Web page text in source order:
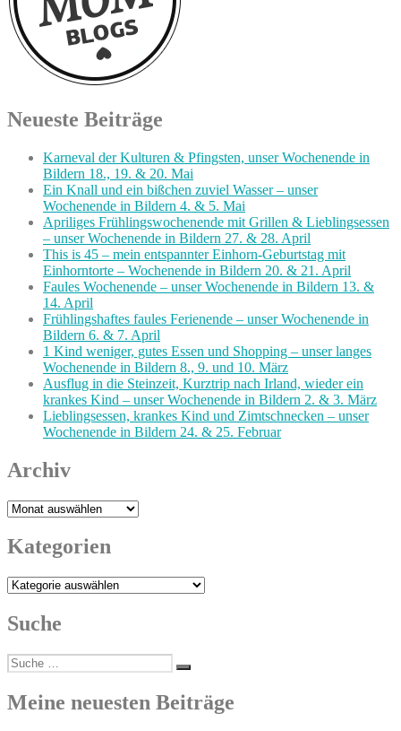
Neueste Beiträge
Karneval der Kulturen & Pfingsten, unser Wochenende in
Bildern 18., 19. & 20. Mai
Ein Knall und ein bißchen zuviel Wasser – unser
Wochenende in Bildern 4. & 5. Mai
Apriliges Frühlingswochenende mit Grillen & Lieblingsessen
– unser Wochenende in Bildern 27. & 28. April
This is 45 – mein entspannter Einhorn-Geburtstag mit
Einhorntorte – Wochenende in Bildern 20. & 21. April
Faules Wochenende – unser Wochenende in Bildern 13. &
14. April
Frühlingshaftes faules Ferienende – unser Wochenende in
Bildern 6. & 7. April
1 Kind weniger, gutes Essen und Shopping – unser langes
Wochenende in Bildern 8., 9. und 10. März
Ausflug in die Steinzeit, Kurztrip nach Irland, wieder ein
krankes Kind – unser Wochenende in Bildern 2. & 3. März
Lieblingsessen, krankes Kind und Zimtschnecken – unser
Wochenende in Bildern 24. & 25. Februar
Archiv
Archiv
Kategorien
Kategorien
Suche
Suche
nach:
Suchen
Meine neuesten Beiträge